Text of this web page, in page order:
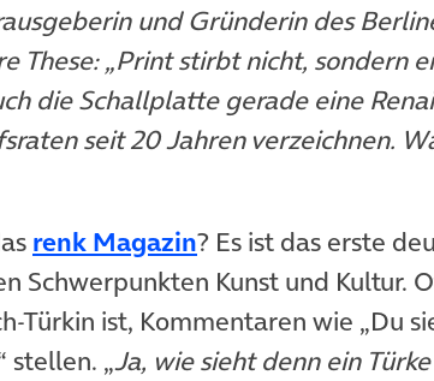
und Gründerin des
These: „Print stirbt nicht, sondern
die Schallplatte gerade eine
seit 20 Jahren verzeichnen.
renk Magazin(öffnet in neuem
? Es ist das erste
Schwerpunkten Kunst und Kultur.
Türkin ist, Kommentaren wie „Du
stellen. „Ja, wie sieht denn ein